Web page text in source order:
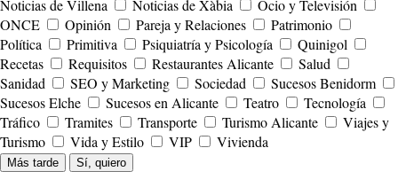
Noticias de Villena
Noticias de Xàbia
Ocio y Televisión
ONCE
Opinión Pareja y Relaciones
Patrimonio
Política
Primitiva Psiquiatría y Psicología
Quinigol
Recetas
Requisitos Restaurantes Alicante
Salud
Sanidad
SEO y Marketing Sociedad
Sucesos Benidorm
Sucesos Elche
Sucesos en Alicante Teatro
Tecnología
Tráfico
Tramites Transporte Turismo Alicante
Viajes y
Turismo
Vida y Estilo VIP Vivienda
Más tarde Sí, quiero